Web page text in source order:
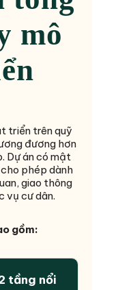
mô
triển trên quỹ
đương hơn
Dự án có mật
phép dành
giao thông
vụ cư dân.
gồm:
tầng nổi